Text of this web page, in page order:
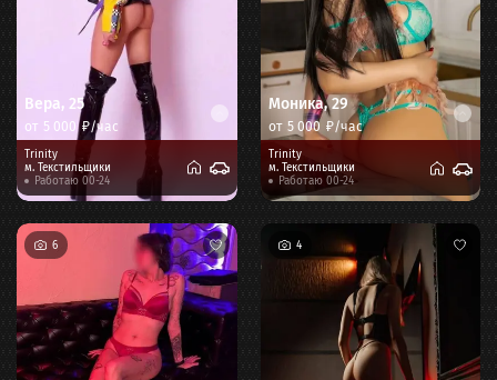
Вера, 25
от 5 000₽/час
Trinity
м. Текстильщики
Работаю 00-24
Моника,29
от 5 000 ₽/час
Trinity
м. Текстильщики
Работаю 00-24
6 4